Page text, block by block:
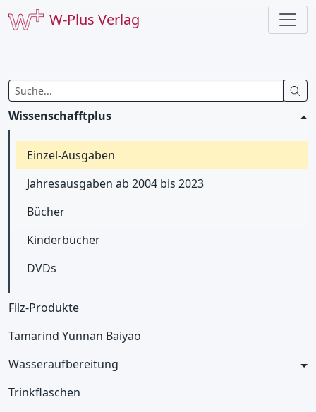
W-Plus Verlag
Wissenschafftplus
Einzel-Ausgaben
Jahresausgaben ab 2004 bis 2023
Bücher
Kinderbücher
DVDs
Filz-Produkte
Tamarind Yunnan Baiyao
Wasseraufbereitung
Trinkflaschen